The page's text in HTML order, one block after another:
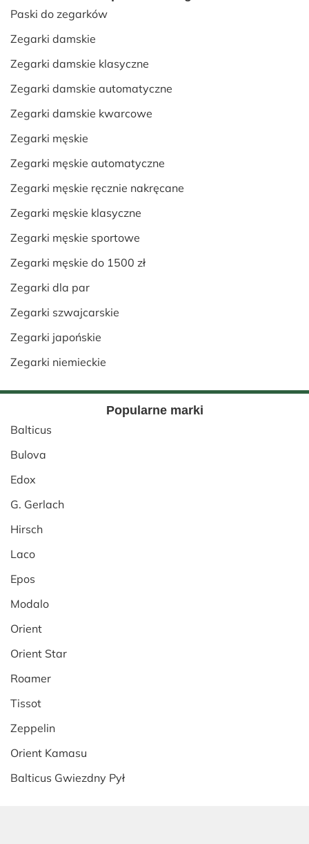
Paski do zegarków
Zegarki damskie
Zegarki damskie klasyczne
Zegarki damskie automatyczne
Zegarki damskie kwarcowe
Zegarki męskie
Zegarki męskie automatyczne
Zegarki męskie ręcznie nakręcane
Zegarki męskie klasyczne
Zegarki męskie sportowe
Zegarki męskie do 1500 zł
Zegarki dla par
Zegarki szwajcarskie
Zegarki japońskie
Zegarki niemieckie
Popularne marki
Balticus
Bulova
Edox
G. Gerlach
Hirsch
Laco
Epos
Modalo
Orient
Orient Star
Roamer
Tissot
Zeppelin
Orient Kamasu
Balticus Gwiezdny Pył